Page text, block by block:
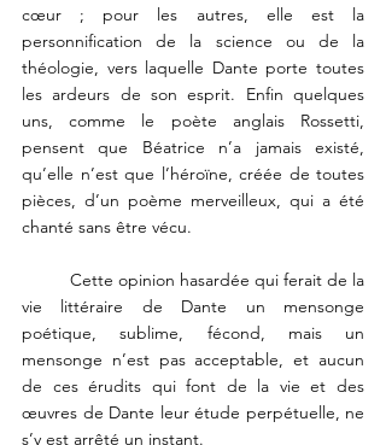
cœur ; pour les autres, elle est la
personnification de la science ou de la
théologie, vers laquelle Dante porte toutes
les ardeurs de son esprit. Enfin quelques
uns, comme le poète anglais Rossetti,
pensent que Béatrice n’a jamais existé,
qu’elle n’est que l’héroïne, créée de toutes
pièces, d’un poème merveilleux, qui a été
chanté sans être vécu.
vie littéraire de Dante un mensonge
poétique, sublime, fécond, mais un
mensonge n’est pas acceptable, et aucun
de ces érudits qui font de la vie et des
œuvres de Dante leur étude perpétuelle, ne
s’y est arrêté un instant.